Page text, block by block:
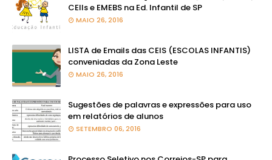
CEIIs e EMEBS na Ed. Infantil de SP
MAIO 26, 2016
LISTA de Emails das CEIS (ESCOLAS INFANTIS)
conveniadas da Zona Leste
MAIO 26, 2016
Sugestões de palavras e expressões para uso
em relatórios de alunos
SETEMBRO 06, 2016